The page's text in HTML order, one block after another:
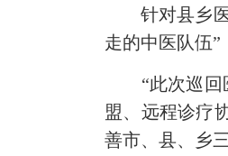
针对县乡医
走的中医队伍”
“此次巡回医
盟、远程诊疗
善市、县、乡